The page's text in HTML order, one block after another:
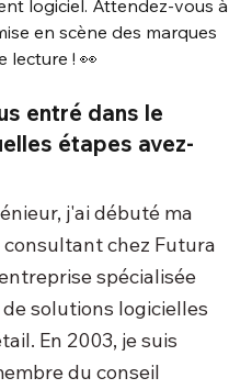
logiciel. Attendez-vous à
en scène des marques
lecture ! 👀
entré dans le
étapes avez-
j'ai débuté ma
consultant chez Futura
spécialisée
solutions logicielles
En 2003, je suis
du conseil